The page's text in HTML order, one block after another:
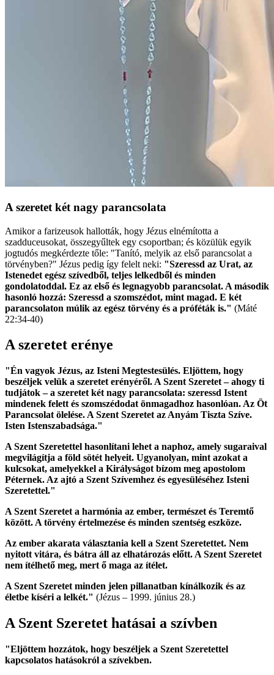
A szeretet két nagy parancsolata
Amikor a farizeusok hallották, hogy Jézus elnémította a
szadduceusokat, összegyűltek egy csoportban; és közülük egyik
jogtudós megkérdezte tőle: "Tanító, melyik az első parancsolat a
törvényben?" Jézus pedig így felelt neki: "Szeressd az Urat, az
Istenedet egész szívedből, teljes lelkedből és minden
gondolatoddal. Ez az első és legnagyobb parancsolat. A második
hasonló hozzá: Szeressd a szomszédot, mint magad. E két
parancsolaton múlik az egész törvény és a próféták is." (Máté
22:34-40)
A szeretet erénye
"Én vagyok Jézus, az Isteni Megtestesülés. Eljöttem, hogy
beszéljek velük a szeretet erényéről. A Szent Szeretet – ahogy ti
tudjátok – a szeretet két nagy parancsolata: szeressd Istent
mindenek felett és szomszédodat önmagadhoz hasonlóan. Az Öt
Parancsolat ölelése. A Szent Szeretet az Anyám Tiszta Szíve.
Isten Istenszabadsága."
A Szent Szeretettel hasonlítani lehet a naphoz, amely sugaraival
megvilágítja a föld sötét helyeit. Ugyanolyan, mint azokat a
kulcsokat, amelyekkel a Királyságot bízom meg apostolom
Péternek. Az ajtó a Szent Szívemhez és egyesüléséhez Isteni
Szeretettel."
A Szent Szeretet a harmónia az ember, természet és Teremtő
között. A törvény értelmezése és minden szentség eszköze.
Az ember akarata választania kell a Szent Szeretettet. Nem
nyitott vitára, és bátra áll az elhatározás előtt. A Szent Szeretet
nem ítélhető meg, mert ő maga az ítélet.
A Szent Szeretet minden jelen pillanatban kínálkozik és az
életbe kíséri a lelkét." (Jézus – 1999. június 28.)
A Szent Szeretet hatásai a szívben
"Eljöttem hozzátok, hogy beszéljek a Szent Szeretettel
kapcsolatos hatásokról a szívekben.